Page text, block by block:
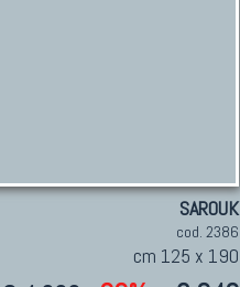
SAROUK
cod. 2386
cm 125 x 190